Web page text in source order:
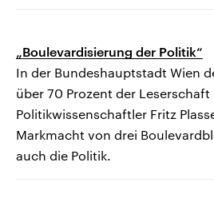
„Boulevardisierung der Politik“
In der Bundeshauptstadt Wien
über 70 Prozent der Leserschaft
Politikwissenschaftler Fritz
Markmacht von drei
auch die Politik.